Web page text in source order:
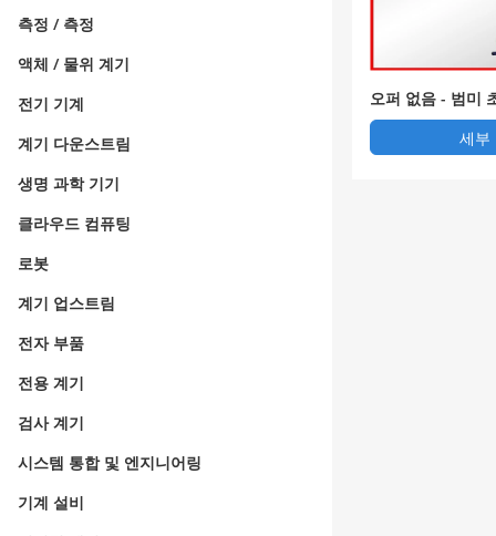
측정 / 측정
액체 / 물위 계기
전기 기계
계기 다운스트림
생명 과학 기기
클라우드 컴퓨팅
로봇
계기 업스트림
전자 부품
전용 계기
검사 계기
시스템 통합 및 엔지니어링
기계 설비
오퍼 없음 - 범미
세부